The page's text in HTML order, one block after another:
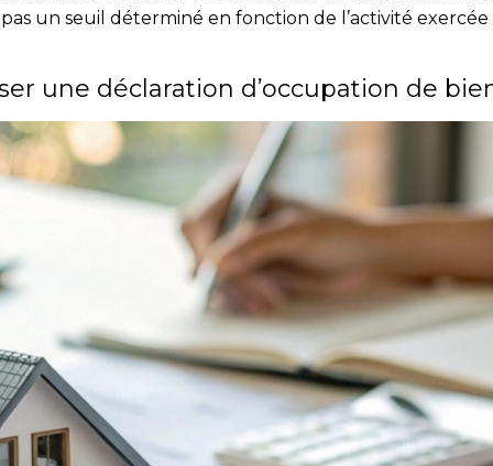
un seuil déterminé en fonction de l’activité exercée
une déclaration d’occupation de